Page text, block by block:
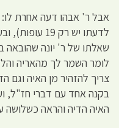
אבל ר' אבהו דעה אחרת לו:
לדעתו יש רק
שאלתו של ר' יונה שהובאה
לומר השמר לך מהאריה
צריך להזהיר מן האיה וגם
בקנה אחד עם דברי חז"ל,
האיה הדיה והראה כשלושה